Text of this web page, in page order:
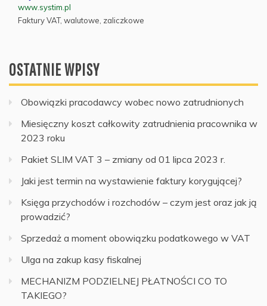
www.systim.pl
Faktury VAT, walutowe, zaliczkowe
OSTATNIE WPISY
Obowiązki pracodawcy wobec nowo zatrudnionych
Miesięczny koszt całkowity zatrudnienia pracownika w
2023 roku
Pakiet SLIM VAT 3 – zmiany od 01 lipca 2023 r.
Jaki jest termin na wystawienie faktury korygującej?
Księga przychodów i rozchodów – czym jest oraz jak ją
prowadzić?
Sprzedaż a moment obowiązku podatkowego w VAT
Ulga na zakup kasy fiskalnej
MECHANIZM PODZIELNEJ PŁATNOŚCI CO TO
TAKIEGO?